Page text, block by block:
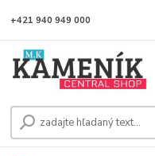
+421 940 949 000